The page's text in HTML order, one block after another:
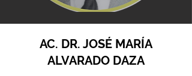
AC. DR. JOSÉ MARÍA
ALVARADO DAZA